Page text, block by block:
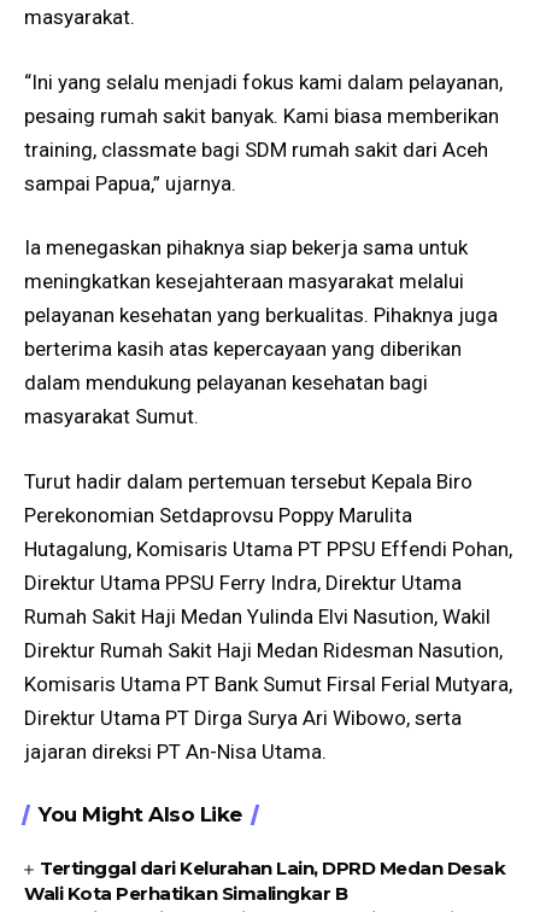
masyarakat.
“Ini yang selalu menjadi fokus kami dalam pelayanan,
pesaing rumah sakit banyak. Kami biasa memberikan
training, classmate bagi SDM rumah sakit dari Aceh
sampai Papua,” ujarnya.
Ia menegaskan pihaknya siap bekerja sama untuk
meningkatkan kesejahteraan masyarakat melalui
pelayanan kesehatan yang berkualitas. Pihaknya juga
berterima kasih atas kepercayaan yang diberikan
dalam mendukung pelayanan kesehatan bagi
masyarakat Sumut.
Turut hadir dalam pertemuan tersebut Kepala Biro
Perekonomian Setdaprovsu Poppy Marulita
Hutagalung, Komisaris Utama PT PPSU Effendi Pohan,
Direktur Utama PPSU Ferry Indra, Direktur Utama
Rumah Sakit Haji Medan Yulinda Elvi Nasution, Wakil
Direktur Rumah Sakit Haji Medan Ridesman Nasution,
Komisaris Utama PT Bank Sumut Firsal Ferial Mutyara,
Direktur Utama PT Dirga Surya Ari Wibowo, serta
jajaran direksi PT An-Nisa Utama.
You Might Also Like
Tertinggal dari Kelurahan Lain, DPRD Medan Desak
Wali Kota Perhatikan Simalingkar B